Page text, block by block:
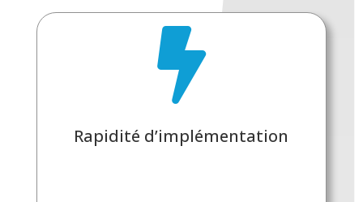

Rapidité d’implémentation